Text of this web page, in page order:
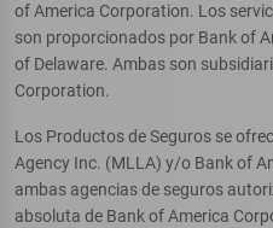
of America Corporation. Los
son proporcionados por Bank of
of Delaware. Ambas son
Corporation.
Los Productos de Seguros se
Agency Inc. (MLLA) y/o Bank of
ambas agencias de seguros
absoluta de Bank of America